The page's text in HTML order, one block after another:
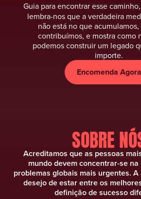
Guia para encontrar esse
lembra-nos que a verdadeira
não está no que
contribuímos, e mostra como
podemos construir um legado
importe.
Encomenda Agora
SOBRE
Acreditamos que as pessoas
mundo devem concentrar-se
problemas globais mais urgentes.
desejo de estar entre os
definição de sucesso